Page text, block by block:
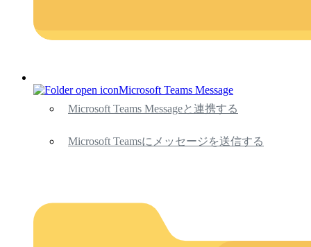
Microsoft Teams Message
Microsoft Teams Messageと連携する
Microsoft Teamsにメッセージを送信する